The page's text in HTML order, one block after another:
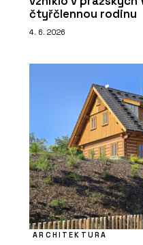
čtyřčlennou rodinu
4. 6. 2026
ARCHITEKTURA